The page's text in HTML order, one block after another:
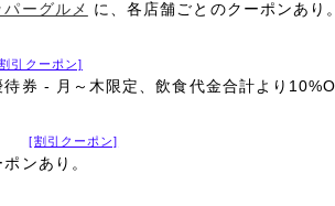
ーグルメ に、各店舗ごとのクーポンあり。
引クーポン]
券 - 月～木限定、飲食代金合計より
[割引クーポン]
ンあり。